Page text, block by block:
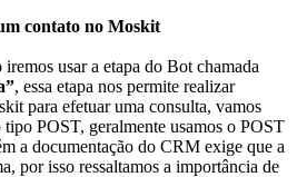
contato no Moskit
usar a etapa do Bot chamada
, essa etapa nos permite realizar
para efetuar uma consulta, vamos
POST, geralmente usamos o POST
a documentação do CRM exige que a
por isso ressaltamos a importância de